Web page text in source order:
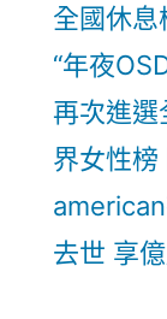
全國休息
“年夜
再次進選
界女性榜
去世 享